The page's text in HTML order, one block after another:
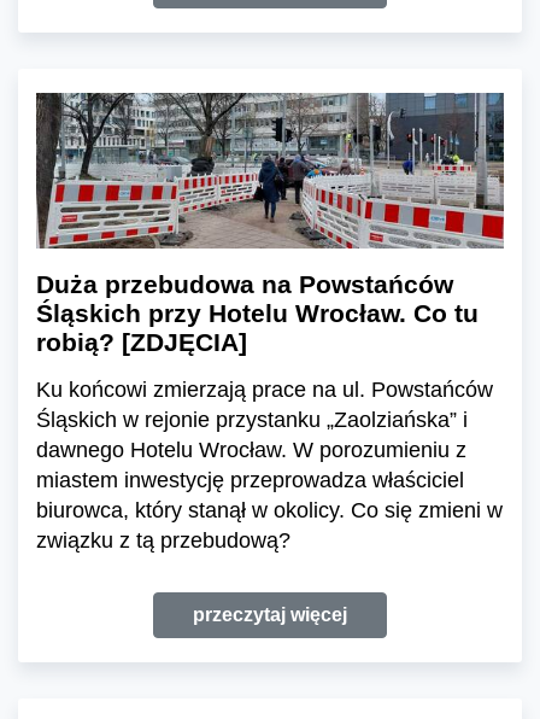
Duża przebudowa na Powstańców
Śląskich przy Hotelu Wrocław. Co tu
robią? [ZDJĘCIA]
Ku końcowi zmierzają prace na ul. Powstańców
Śląskich w rejonie przystanku „Zaolziańska” i
dawnego Hotelu Wrocław. W porozumieniu z
miastem inwestycję przeprowadza właściciel
biurowca, który stanął w okolicy. Co się zmieni w
związku z tą przebudową?
przeczytaj więcej